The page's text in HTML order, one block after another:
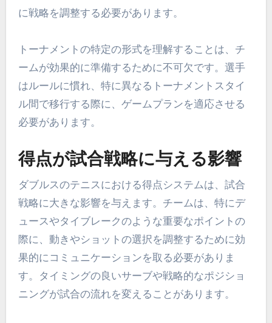
に戦略を調整する必要があります。
トーナメントの特定の形式を理解することは、チ
ームが効果的に準備するために不可欠です。選手
はルールに慣れ、特に異なるトーナメントスタイ
ル間で移行する際に、ゲームプランを適応させる
必要があります。
得点が試合戦略に与える影響
ダブルスのテニスにおける得点システムは、試合
戦略に大きな影響を与えます。チームは、特にデ
ュースやタイブレークのような重要なポイントの
際に、動きやショットの選択を調整するために効
果的にコミュニケーションを取る必要がありま
す。タイミングの良いサーブや戦略的なポジショ
ニングが試合の流れを変えることがあります。